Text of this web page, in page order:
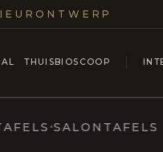
THUISBIOSCOOP
SALONTAFELS &